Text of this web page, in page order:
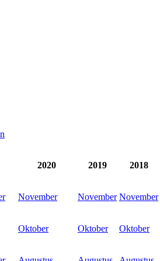
2020 2019 2018
November November November
Oktober Oktober Oktober